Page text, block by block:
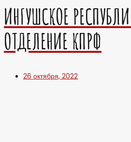
ИНГУШСКОЕ
ОТДЕЛЕНИЕ КПРФ
26 октября, 2022